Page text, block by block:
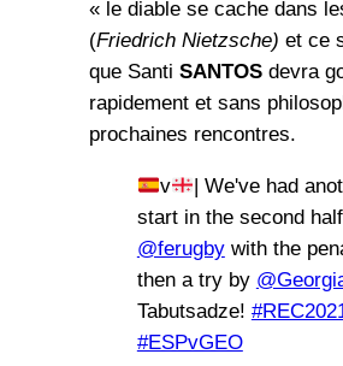
« le diable se cache dans
(Friedrich Nietzsche) et ce
que Santi SANTOS devra
rapidement et sans
prochaines rencontres.
v
| We've had
start in the second
@ferugbywith the
then a try by
Tabutsadze!
#ESPvGEO